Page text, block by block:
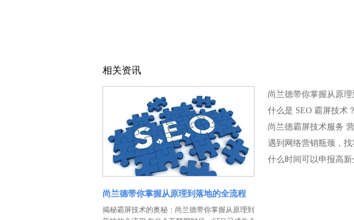
相关资讯
尚兰德带你掌握从原理到落地的全流程
揭秘霸屏技术的奥秘：尚兰德带你掌握从原理到
遇到网络营销瓶颈，找
什么时间可以申报高新